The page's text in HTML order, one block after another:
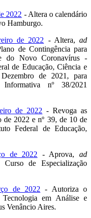
2022 - Altera o calendário
Hamburgo.
de 2022 - Altera, ad
de Contingência para
do Novo Coronavírus -
de Educação, Ciência e
de 2021, para
nº 38/2021
de 2022 - Revoga as
de 2022 e nº 39, de 10 de
Federal de Educação,
de 2022 - Aprova,ad
de Especialização
de 2022 - Autoriza o
em Análise e
Venâncio Aires.